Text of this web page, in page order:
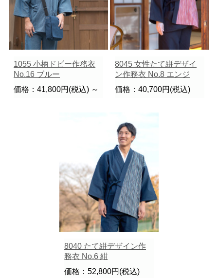
1055 小柄ドビー作務衣
No.16 ブルー
価格：41,800円(税込) ～
8045 女性たて絣デザイ
ン作務衣 No.8 エンジ
価格：40,700円(税込)
8040 たて絣デザイン作
務衣 No.6 紺
価格：52,800円(税込)